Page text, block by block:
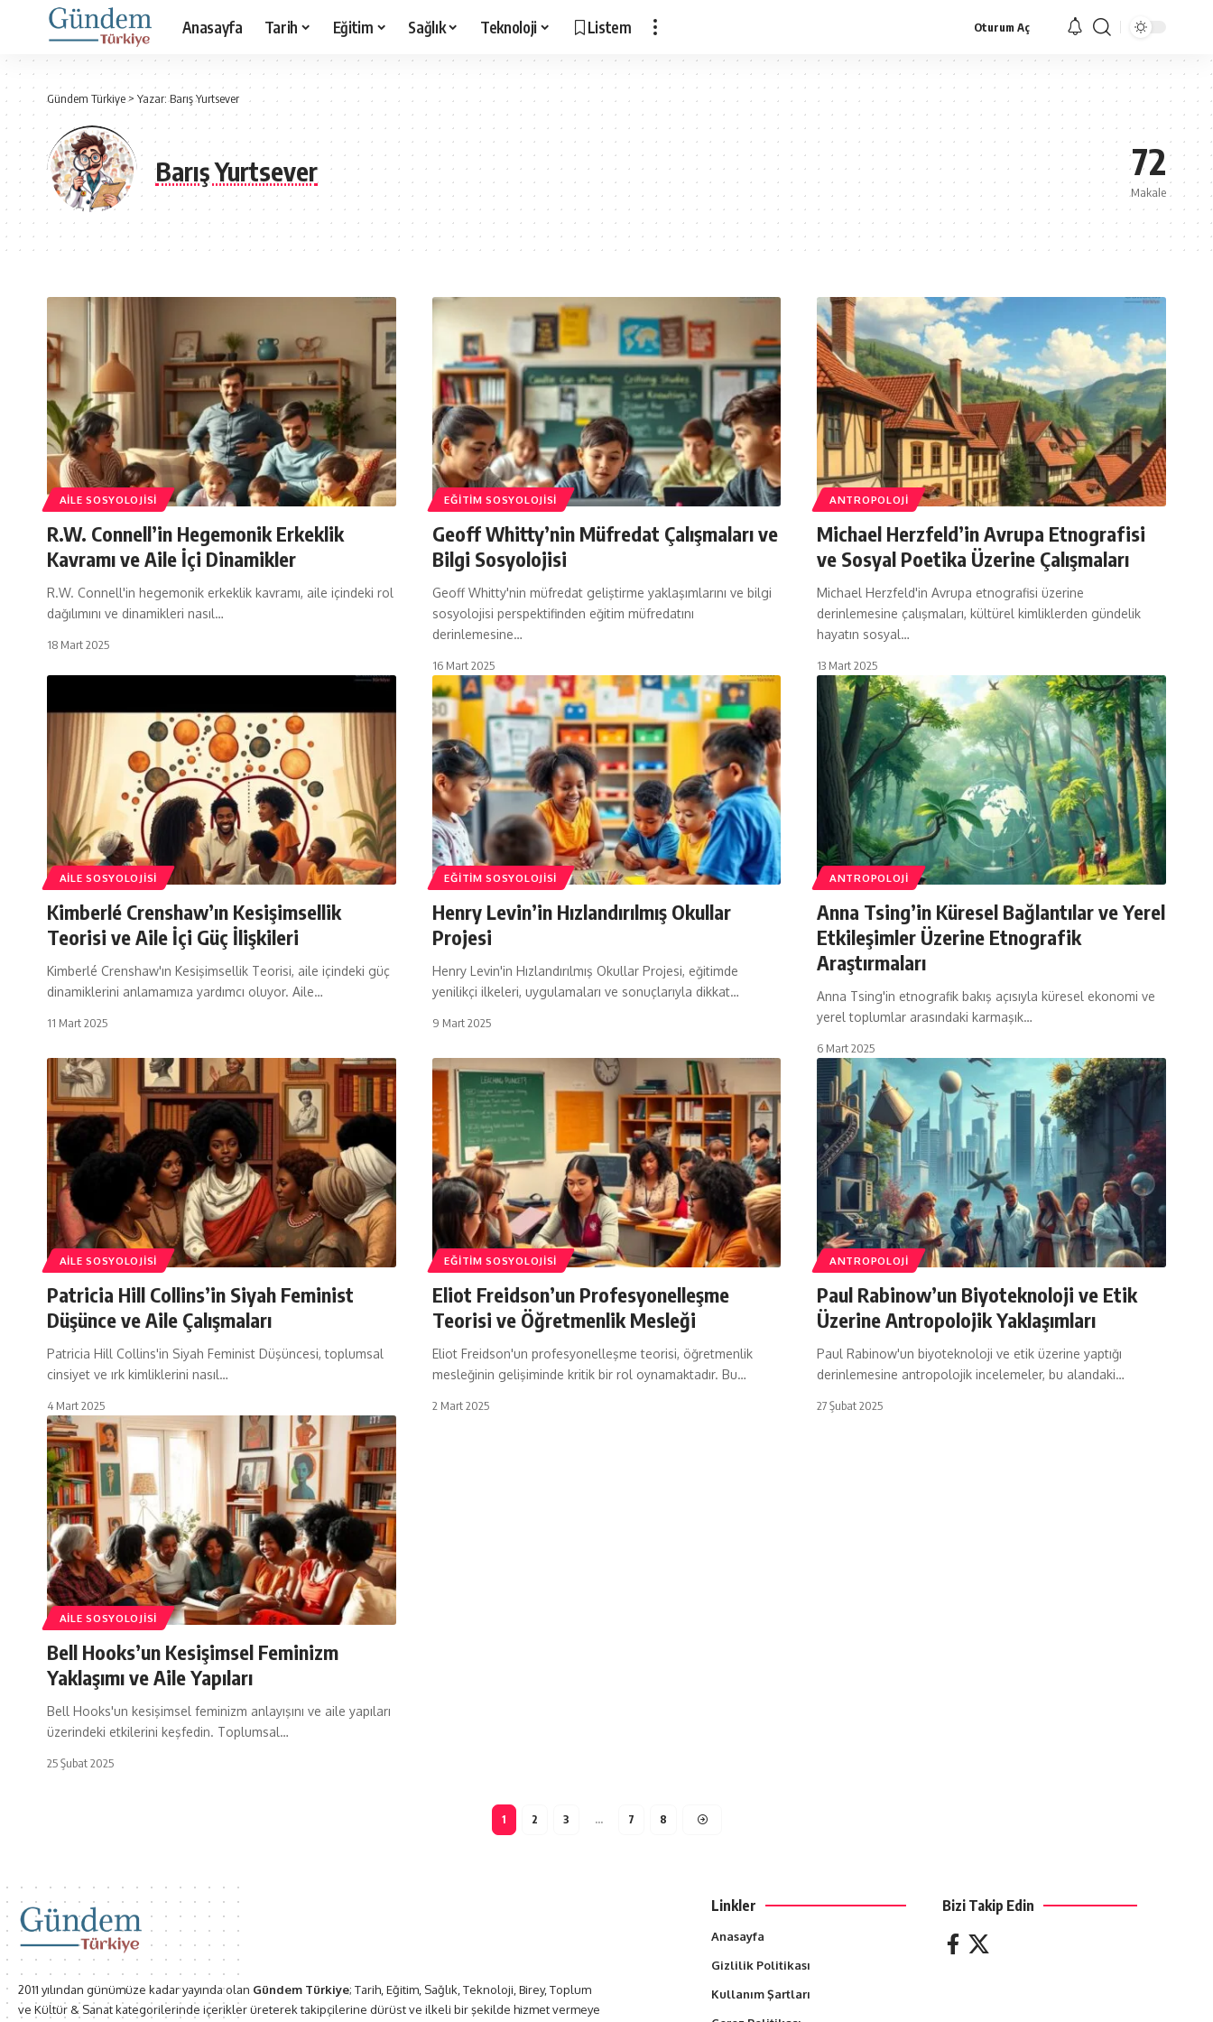
Anasayfa Tarih Eğitim Sağlık Teknoloji Listem Oturum Aç
Gündem Türkiye> Yazar: Barış Yurtsever
Barış Yurtsever 72
Makale
AILE SOSYOLOJISI
R.W. Connell’in Hegemonik Erkeklik
Kavramı ve Aile İçi Dinamikler
R.W. Connell'in hegemonik erkeklik kavramı, aile içindeki rol
dağılımını ve dinamikleri nasıl…
18 Mart 2025
EĞITIM SOSYOLOJISI
Geoff Whitty’nin Müfredat Çalışmaları ve
Bilgi Sosyolojisi
Geoff Whitty'nin müfredat geliştirme yaklaşımlarını ve bilgi
sosyolojisi perspektifinden eğitim müfredatını
derinlemesine…
16 Mart 2025
ANTROPOLOJI
Michael Herzfeld’in Avrupa Etnografisi
ve Sosyal Poetika Üzerine Çalışmaları
Michael Herzfeld'in Avrupa etnografisi üzerine
derinlemesine çalışmaları, kültürel kimliklerden gündelik
hayatın sosyal…
13 Mart 2025
AILE SOSYOLOJISI
Kimberlé Crenshaw’ın Kesişimsellik
Teorisi ve Aile İçi Güç İlişkileri
Kimberlé Crenshaw'ın Kesişimsellik Teorisi, aile içindeki güç
dinamiklerini anlamamıza yardımcı oluyor. Aile…
11 Mart 2025
EĞITIM SOSYOLOJISI
Henry Levin’in Hızlandırılmış Okullar
Projesi
Henry Levin'in Hızlandırılmış Okullar Projesi, eğitimde
yenilikçi ilkeleri, uygulamaları ve sonuçlarıyla dikkat…
9 Mart 2025
ANTROPOLOJI
Anna Tsing’in Küresel Bağlantılar ve Yerel
Etkileşimler Üzerine Etnografik
Araştırmaları
Anna Tsing'in etnografik bakış açısıyla küresel ekonomi ve
yerel toplumlar arasındaki karmaşık…
6 Mart 2025
AILE SOSYOLOJISI
Patricia Hill Collins’in Siyah Feminist
Düşünce ve Aile Çalışmaları
Patricia Hill Collins'in Siyah Feminist Düşüncesi, toplumsal
cinsiyet ve ırk kimliklerini nasıl…
4 Mart 2025
EĞITIM SOSYOLOJISI
Eliot Freidson’un Profesyonelleşme
Teorisi ve Öğretmenlik Mesleği
Eliot Freidson'un profesyonelleşme teorisi, öğretmenlik
mesleğinin gelişiminde kritik bir rol oynamaktadır. Bu…
2 Mart 2025
ANTROPOLOJI
Paul Rabinow’un Biyoteknoloji ve Etik
Üzerine Antropolojik Yaklaşımları
Paul Rabinow'un biyoteknoloji ve etik üzerine yaptığı
derinlemesine antropolojik incelemeler, bu alandaki…
27 Şubat 2025
AILE SOSYOLOJISI
Bell Hooks’un Kesişimsel Feminizm
Yaklaşımı ve Aile Yapıları
Bell Hooks'un kesişimsel feminizm anlayışını ve aile yapıları
üzerindeki etkilerini keşfedin. Toplumsal…
25 Şubat 2025
1 2 3 … 7 8
2011 yılından günümüze kadar yayında olan Gündem Türkiye; Tarih, Eğitim, Sağlık, Teknoloji, Birey, Toplum
ve Kültür & Sanat kategorilerinde içerikler üreterek takipçilerine dürüst ve ilkeli bir şekilde hizmet vermeye
Linkler
Anasayfa
Gizlilik Politikası
Kullanım Şartları
Bizi Takip Edin